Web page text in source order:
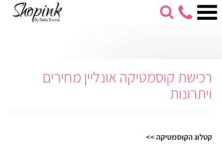
053-
274-
רכישת קוסמטיקה אונליין מחירים
ויתרונות
קטלוג הקוסמטיקה >>